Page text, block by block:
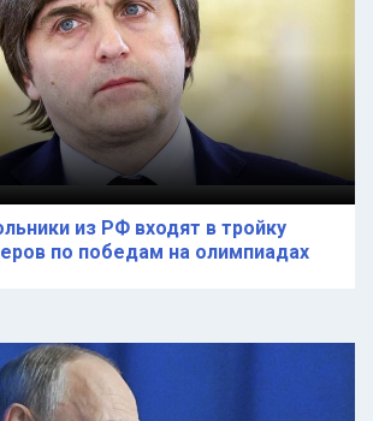
из РФ входят в тройку
по победам на олимпиадах